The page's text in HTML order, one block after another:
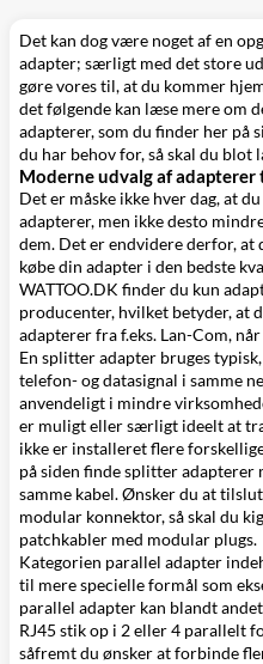
Det kan dog være noget af en
adapter; særligt med det store
gøre vores til, at du kommer
det følgende kan læse mere om
adapterer, som du finder her på
du har behov for, så skal du blot
Moderne udvalg af
Det er måske ikke hver dag, at
adapterer, men ikke desto
dem. Det er endvidere derfor,
købe din adapter i den bedste
WATTOO.DK finder du kun
producenter, hvilket betyder, at
adapterer fra f.eks. Lan-Com,
En splitter adapter bruges
telefon- og datasignal i samme
anvendeligt i mindre
er muligt eller særligt ideelt at
ikke er installeret flere
på siden finde splitter
samme kabel. Ønsker du at
modular konnektor, så skal du
patchkabler med modular plugs.
Kategorien parallel adapter
til mere specielle formål som
parallel adapter kan blandt
RJ45 stik op i 2 eller 4 parallelt
såfremt du ønsker at forbinde